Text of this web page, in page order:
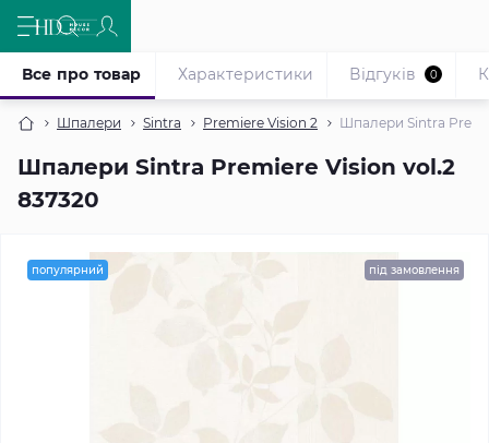
Шпалери Sintra Premiere Vision 2 Шпалери Sintra
Шпалери Sintra Premiere Vision vol.2
837320
Все про товар Характеристики Відгуків 0
популярний під замовлення